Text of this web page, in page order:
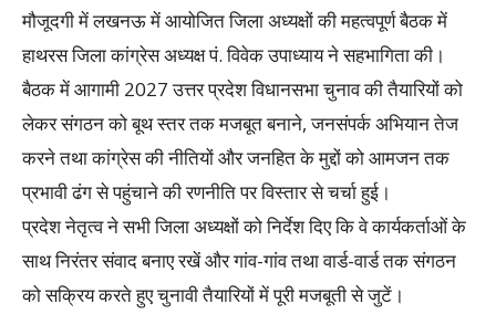
मौजूदगी में लखनऊ में आयोजित जिला अध्यक्षों की महत्वपूर्ण बैठक में
हाथरस जिला कांग्रेस अध्यक्ष पं. विवेक उपाध्याय ने सहभागिता की।
बैठक में आगामी 2027 उत्तर प्रदेश विधानसभा चुनाव की तैयारियों को
लेकर संगठन को बूथ स्तर तक मजबूत बनाने, जनसंपर्क अभियान तेज
करने तथा कांग्रेस की नीतियों और जनहित के मुद्दों को आमजन तक
प्रभावी ढंग से पहुंचाने की रणनीति पर विस्तार से चर्चा हुई।
प्रदेश नेतृत्व ने सभी जिला अध्यक्षों को निर्देश दिए कि वे कार्यकर्ताओं के
साथ निरंतर संवाद बनाए रखें और गांव-गांव तथा वार्ड-वार्ड तक संगठन
को सक्रिय करते हुए चुनावी तैयारियों में पूरी मजबूती से जुटें।